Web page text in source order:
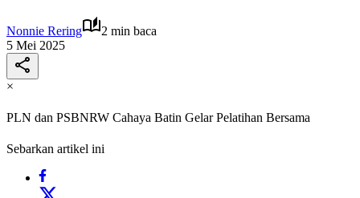
Nonnie Rering
2 min baca
5 Mei 2025
×
PLN dan PSBNRW Cahaya Batin Gelar Pelatihan Bersama
Sebarkan artikel ini